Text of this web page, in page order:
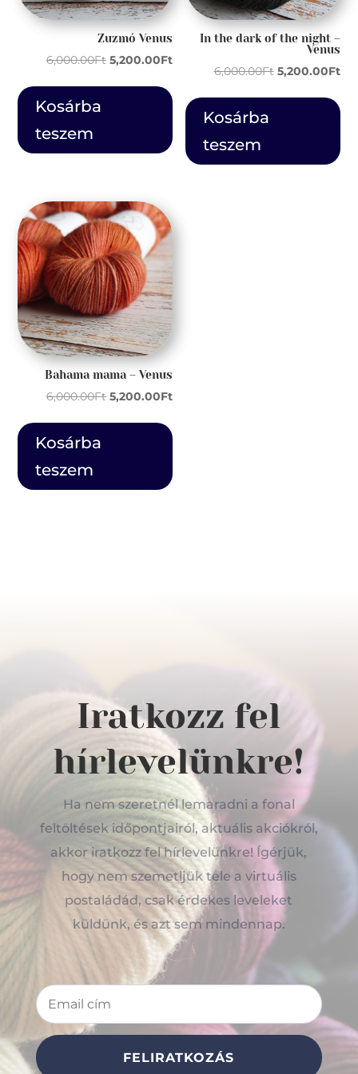
Zuzmó Venus
6,000.00Ft Original
5,200.00FtCurrent
is:
5,200.00Ft.
Kosárba
teszem
In the dark of the night –
Venus
6,000.00Ft Original
5,200.00Ft
is:
Kosárba
teszem
Bahama mama – Venus
6,000.00Ft Original
5,200.00FtCurrent
is:
Kosárba
teszem
Iratkozz fel
hírlevelünkre!
Ha nem szeretnél lemaradni a fonal
feltöltések időpontjairól, aktuális akciókról,
akkor iratkozz fel hírlevelünkre! Ígérjük,
hogy nem szemetljük tele a virtuális
postaládád, csak érdekes leveleket
küldünk, és azt sem mindennap.
FELIRATKOZÁS